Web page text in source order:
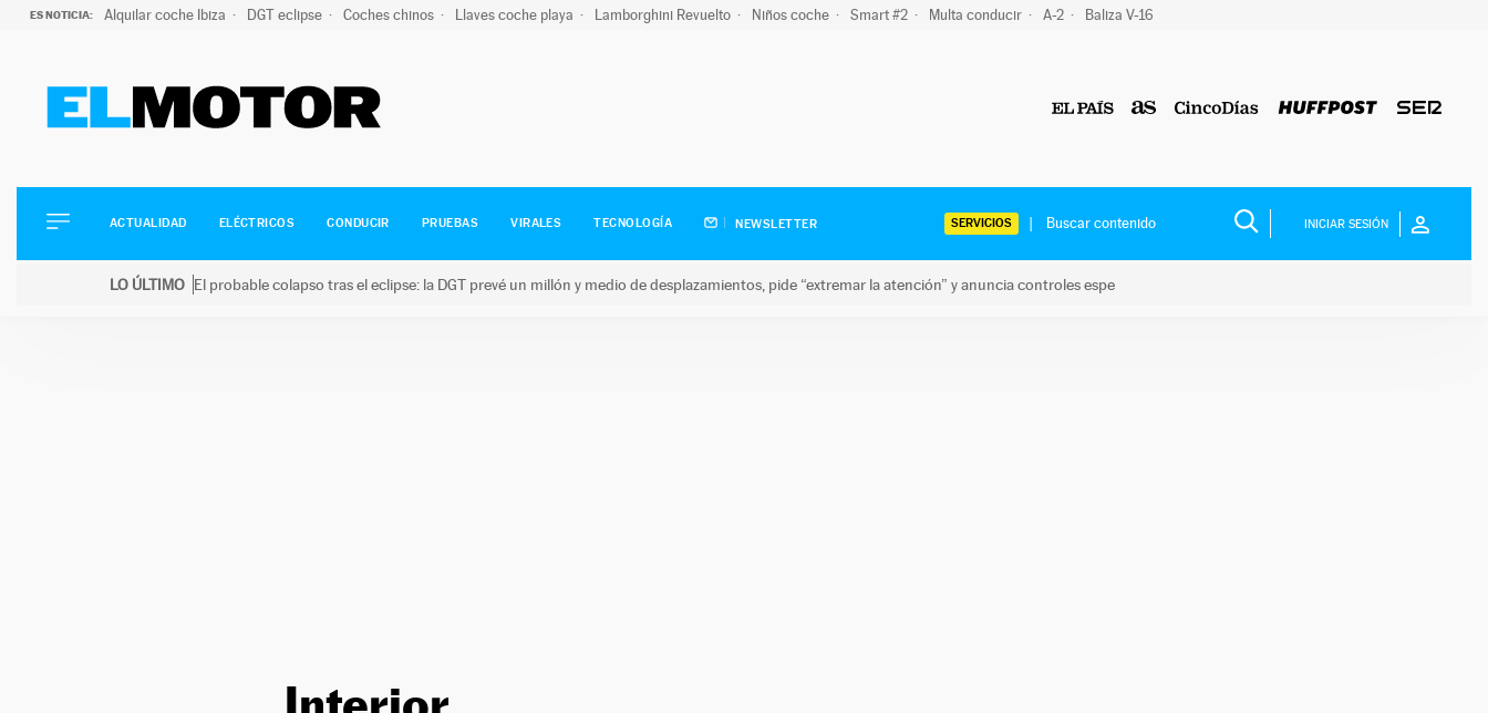
ES NOTICIA: Alquilar coche Ibiza DGT eclipse Coches chinos Llaves coche playa Lamborghini Revuelto Niños coche Smart #2 Multa conducir A-2 Baliza V-16
ELÉCTRICOS
CONDUCIR
ACTUALIDAD ELÉCTRICOS CONDUCIR PRUEBAS VIRALES TECNOLOGÍA NEWSLETTER SERVICIOS INICIAR SESIÓN
LO ÚLTIMO El probable colapso tras el eclipse: la DGT prevé un millón y medio de desplazamientos, pide “extremar la atención” y anuncia controles espe